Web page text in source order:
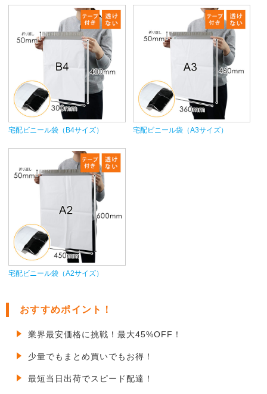
宅配ビニール袋（B4サイズ） 宅配ビニール袋（A3サイズ）
宅配ビニール袋（A2サイズ）
おすすめポイント！
業界最安価格に挑戦！最大45%OFF！
少量でもまとめ買いでもお得！
最短当日出荷でスピード配達！